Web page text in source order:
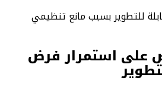
للتطوير بسبب مانع تنظيمي
على استمرار فرض